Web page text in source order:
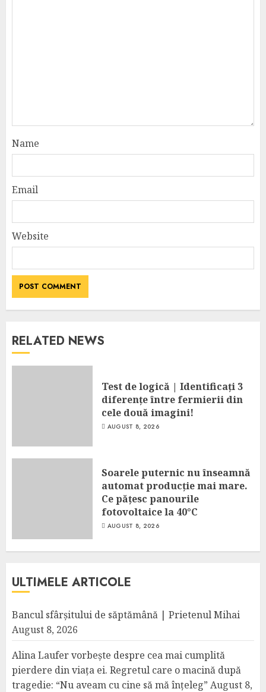
Name
Email
Website
RELATED NEWS
Test de logică | Identificați 3
diferențe între fermierii din
cele două imagini!
AUGUST 8, 2026
Soarele puternic nu înseamnă
automat producție mai mare.
Ce pățesc panourile
fotovoltaice la 40°C
AUGUST 8, 2026
ULTIMELE ARTICOLE
Bancul sfârșitului de săptămână | Prietenul Mihai
August 8, 2026
Alina Laufer vorbește despre cea mai cumplită
pierdere din viața ei. Regretul care o macină după
tragedie: “Nu aveam cu cine să mă înțeleg” August 8,